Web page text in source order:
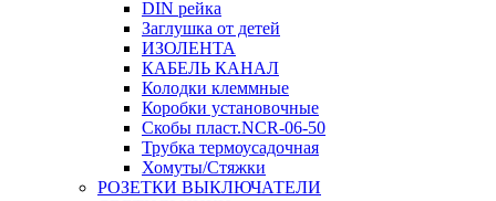
DIN рейка
Заглушка от детей
ИЗОЛЕНТА
КАБЕЛЬ КАНАЛ
Колодки клеммные
Коробки установочные
Скобы пласт.NCR-06-50
Трубка термоусадочная
Хомуты/Стяжки
РОЗЕТКИ ВЫКЛЮЧАТЕЛИ